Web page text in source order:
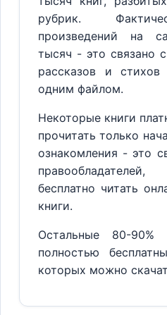
рубрик.
произведений на
тысяч - это связано
рассказов и
одним файлом.
Некоторые книги
прочитать только
ознакомления - это
бесплатно читать
книги.
Остальные 80-90%
полностью
которых можно